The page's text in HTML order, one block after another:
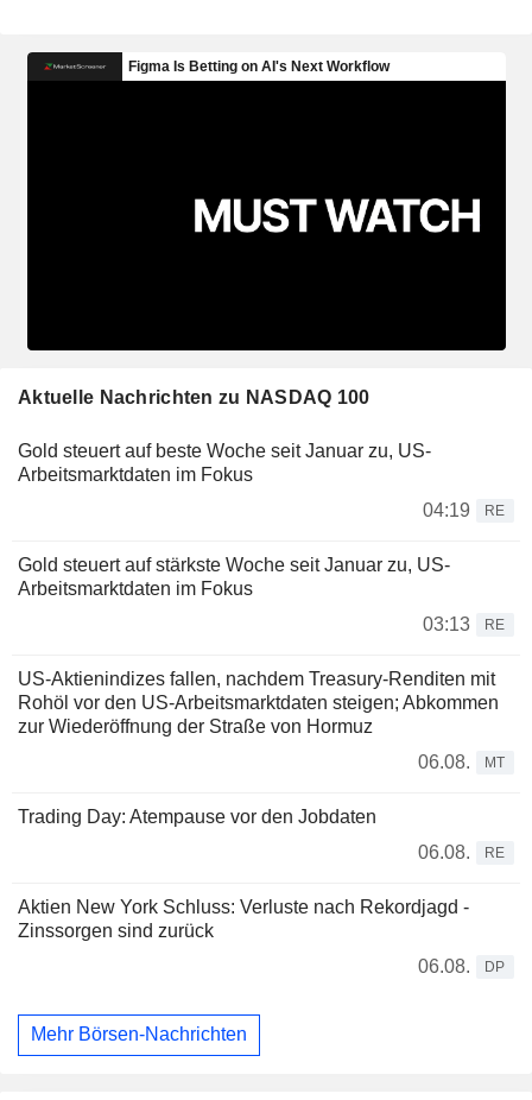
Aktuelle Nachrichten zu NASDAQ 100
Gold steuert auf beste Woche seit Januar zu, US-
Arbeitsmarktdaten im Fokus
04:19
RE
Gold steuert auf stärkste Woche seit Januar zu, US-
Arbeitsmarktdaten im Fokus
03:13
RE
US-Aktienindizes fallen, nachdem Treasury-Renditen mit
Rohöl vor den US-Arbeitsmarktdaten steigen; Abkommen
zur Wiederöffnung der Straße von Hormuz
06.08.
MT
Trading Day: Atempause vor den Jobdaten
06.08.
RE
Aktien New York Schluss: Verluste nach Rekordjagd -
Zinssorgen sind zurück
06.08.
DP
Mehr Börsen-Nachrichten